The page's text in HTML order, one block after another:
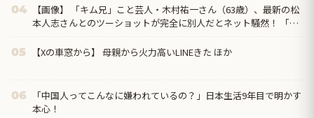
04
【画像】 「キム兄」こと芸人・木村祐一さん（63歳）、最新の松
本人志さんとのツーショットが完全に別人だとネット騒然！ 「マ
05 【Xの車窓から】 母親から火力高いLINEきた ほか
06
「中国人ってこんなに嫌われているの？」日本生活9年目で明かす
本心！